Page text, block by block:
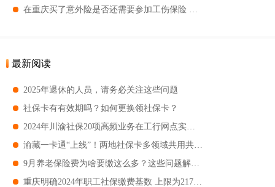
最新阅读
2025年退休的人员，请务必关注这些问题
社保卡有有效期吗？如何更换领社保卡？